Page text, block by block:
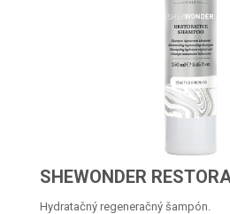
SHEWONDER
Hydratačný regeneračný šampón.